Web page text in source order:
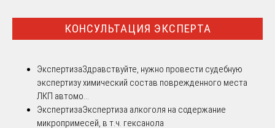
КОНСУЛЬТАЦИЯ ЭКСПЕРТА
ЭкспертизаЗдравствуйте, нужно провести судебную
экспертизу химический состав поврежденного места
ЛКП автомо...
ЭкспертизаЭкспертиза алкоголя на содержание
микропримесей, в т.ч. гексанола